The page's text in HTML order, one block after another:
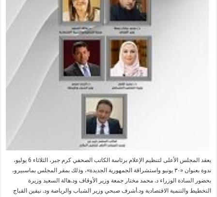
يعقد المجلس الأعلى لتنظيم الإعلام برئاسة الكاتب الصحفي كرم جبر، الثلاثاء 6 يوليو،
ندوة بعنوان «٣٠ يونيو واستشراقة الجمهورية الجديدة»، وذلك بمقر المجلس بماسبيرو،
بحضور السادة الوزراء د. محمد مختار جمعة وزير الأوقاف ود.هالة السعيد وزيرة
التخطيط والتنمية الاقتصادية ود.أشرف صبحي وزير الشباب والرياضة ود. نيفين القباج